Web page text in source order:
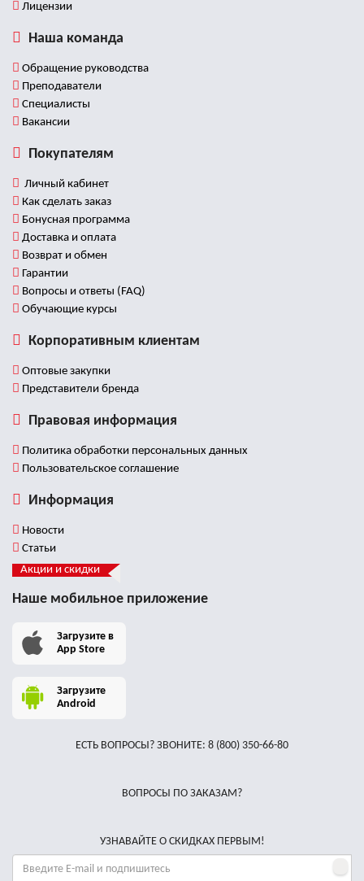
Лицензии
Наша команда
Обращение руководства
Преподаватели
Специалисты
Вакансии
Покупателям
Личный кабинет
Как сделать заказ
Бонусная программа
Доставка и оплата
Возврат и обмен
Гарантии
Вопросы и ответы (FAQ)
Обучающие курсы
Корпоративным клиентам
Оптовые закупки
Представители бренда
Правовая информация
Политика обработки персональных данных
Пользовательское соглашение
Информация
Новости
Статьи
Акции и скидки
Наше мобильное приложение
Загрузите в
App Store
Загрузите
Android
ЕСТЬ ВОПРОСЫ? ЗВОНИТЕ: 8 (800) 350-66-80
ВОПРОСЫ ПО ЗАКАЗАМ?
УЗНАВАЙТЕ О СКИДКАХ ПЕРВЫМ!